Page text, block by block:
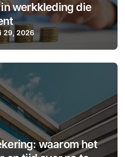
werkkleding die
29, 2026
waarom het